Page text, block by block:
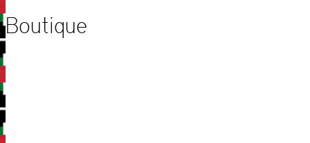
Boutique